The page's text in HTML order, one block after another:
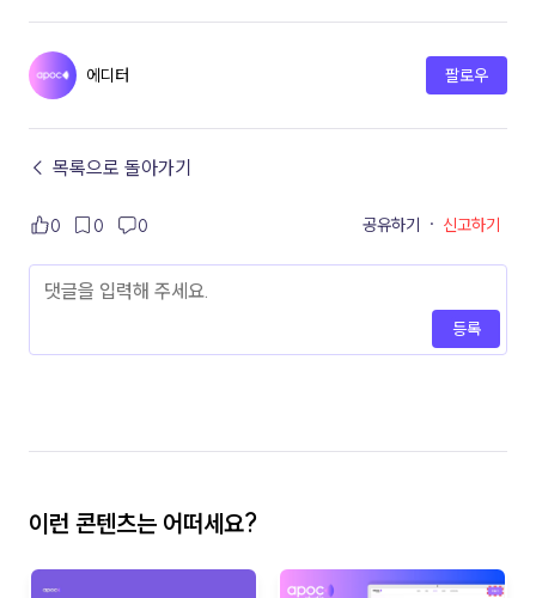
에디터 팔로우
← 목록으로 돌아가기
0 0 0 공유하기 · 신고하기
등록
이런 콘텐츠는 어떠세요?